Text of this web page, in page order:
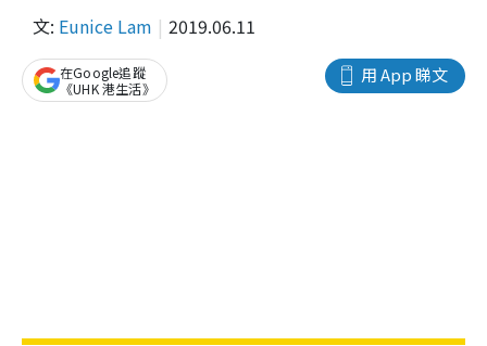
文: Eunice Lam 2019.06.11
用 App 睇文
在Google追蹤
《UHK 港生活》